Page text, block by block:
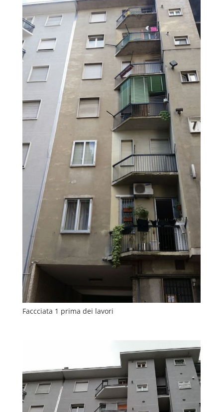
Faccciata 1 prima dei lavori